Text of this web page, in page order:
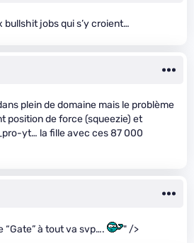
jobs qui s’y croient…
plein de domaine mais le problème
position de force (squeezie) et
yt… la fille avec ces 87 000
“Gate” à tout va svp…. " />